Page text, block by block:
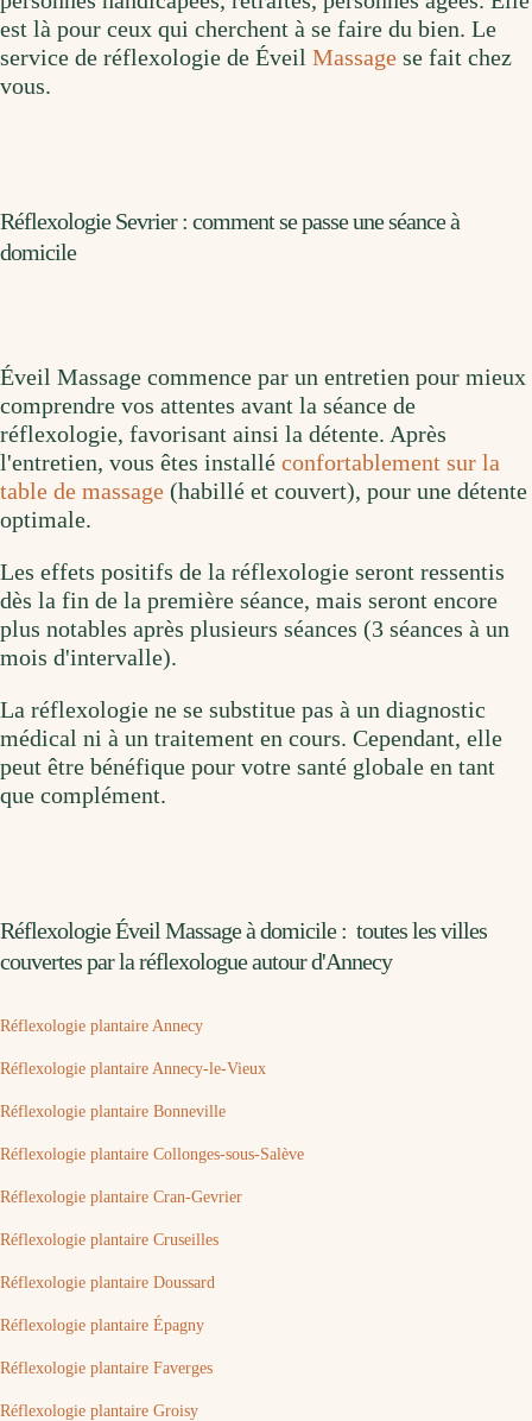
est là pour ceux qui cherchent à se faire du bien. Le
service de réflexologie de Éveil Massage se fait chez
vous.
Réflexologie Sevrier : comment se passe une séance à
domicile
Éveil Massage commence par un entretien pour mieux
comprendre vos attentes avant la séance de
réflexologie, favorisant ainsi la détente. Après
l'entretien, vous êtes installé confortablement sur la
table de massage (habillé et couvert), pour une détente
optimale.
Les effets positifs de la réflexologie seront ressentis
dès la fin de la première séance, mais seront encore
plus notables après plusieurs séances (3 séances à un
mois d'intervalle).
La réflexologie ne se substitue pas à un diagnostic
médical ni à un traitement en cours. Cependant, elle
peut être bénéfique pour votre santé globale en tant
que complément.
Réflexologie Éveil Massage à domicile : toutes les villes
couvertes par la réflexologue autour d'Annecy
Réflexologie plantaire Annecy
Réflexologie plantaire Annecy-le-Vieux
Réflexologie plantaire Bonneville
Réflexologie plantaire Collonges-sous-Salève
Réflexologie plantaire Cran-Gevrier
Réflexologie plantaire Cruseilles
Réflexologie plantaire Doussard
Réflexologie plantaire Épagny
Réflexologie plantaire Faverges
Réflexologie plantaire Groisy